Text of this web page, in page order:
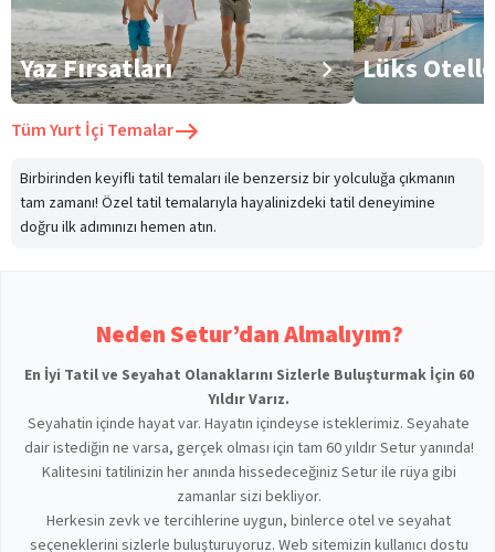
Yaz Fırsatları Lüks
TümYurt İçi Temalar
Birbirinden keyifli tatil temaları ile benzersiz bir yolculuğa çıkmanın
tam zamanı! Özel tatil temalarıyla hayalinizdeki tatil deneyimine
doğru ilk adımınızı hemen atın.
Neden Setur’dan Almalıyım?
En İyi Tatil ve Seyahat Olanaklarını Sizlerle Buluşturmak İçin 60
Yıldır Varız.
Seyahatin içinde hayat var. Hayatın içindeyse isteklerimiz. Seyahate
dair istediğin ne varsa, gerçek olması için tam 60 yıldır Setur yanında!
Kalitesini tatilinizin her anında hissedeceğiniz Setur ile rüya gibi
zamanlar sizi bekliyor.
Herkesin zevk ve tercihlerine uygun, binlerce otel ve seyahat
seçeneklerini sizlerle buluşturuyoruz. Web sitemizin kullanıcı dostu